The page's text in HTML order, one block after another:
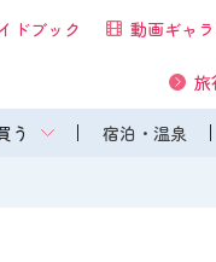
う 宿泊・温泉
ドブック 動画ギャ
旅